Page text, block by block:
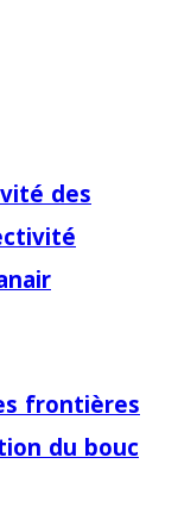
des
frontières
du bouc